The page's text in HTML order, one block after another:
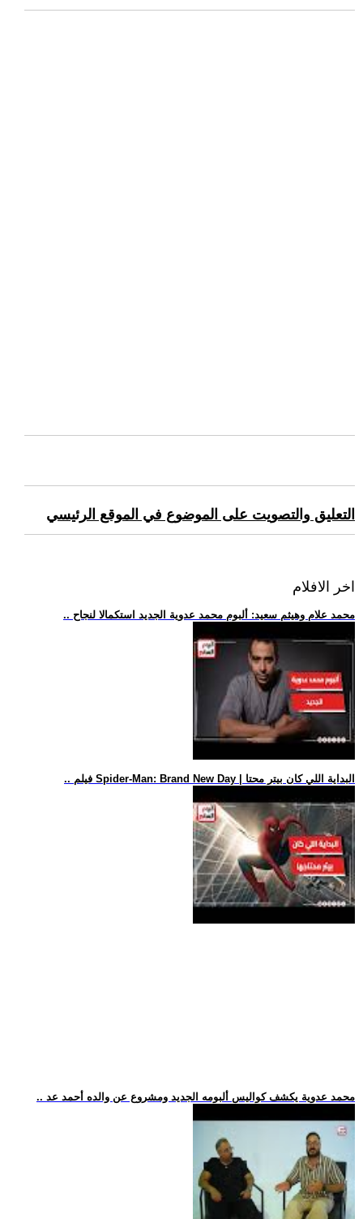
التعليق والتصويت على الموضوع في الموقع الرئيسي
اخر الافلام
.. محمد علام وهيثم سعيد: ألبوم محمد عدوية الجديد استكمالا لنجاح
.. فيلم Spider-Man: Brand New Day | البداية اللي كان بيتر محتا
.. محمد عدوية يكشف كواليس ألبومه الجديد ومشروع عن والده أحمد عد